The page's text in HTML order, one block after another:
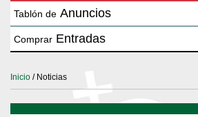
Tablón de Anuncios
Comprar Entradas
Inicio / Noticias